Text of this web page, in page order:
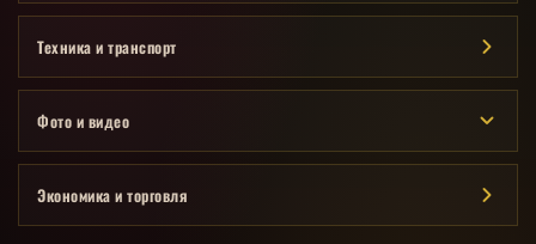
Техника и транспорт
Фото и видео
Экономика и торговля